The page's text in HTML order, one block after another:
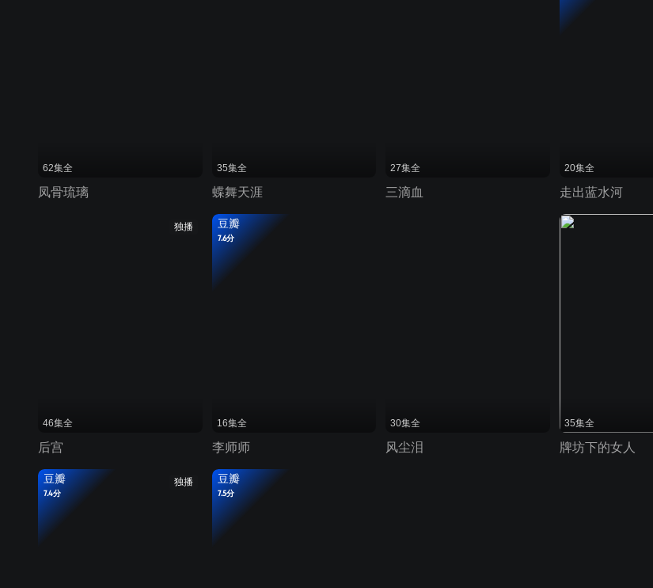
62集全
凤骨琉璃
35集全
蝶舞天涯
27集全
三滴血
20集全
走出蓝水河
独播
46集全
后宫
豆瓣
7.6分
16集全
李师师
30集全
风尘泪
35集全
牌坊下的女人
独播
豆瓣
7.4分
豆瓣
7.5分